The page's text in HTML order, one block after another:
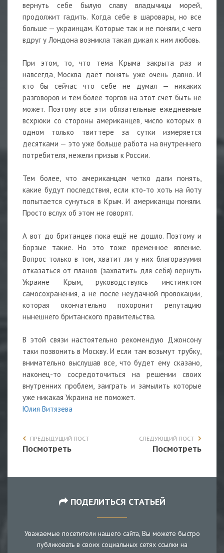
вернуть себе былую славу владычицы морей,
продолжит гадить. Когда себе в шаровары, но все
больше — украинцам. Которые так и не поняли, с чего
вдруг у Лондона возникла такая дикая к ним любовь.
При этом, то, что тема Крыма закрыта раз и
навсегда, Москва даёт понять уже очень давно. И
кто бы сейчас что себе не думал — никаких
разговоров и тем более торгов на этот счёт быть не
может. Поэтому все эти обязательные ежедневные
всхрюки со стороны американцев, число которых в
одном только твиттере за сутки измеряется
десятками — это уже больше работа на внутреннего
потребителя, нежели призыв к России.
Тем более, что американцам четко дали понять,
какие будут последствия, если кто-то хоть на йоту
попытается сунуться в Крым. И американцы поняли.
Просто вслух об этом не говорят.
А вот до британцев пока ещё не дошло. Поэтому и
борзые такие. Но это тоже временное явление.
Вопрос только в том, хватит ли у них благоразумия
отказаться от планов (захватить для себя) вернуть
Украине Крым, руководствуясь инстинктом
самосохранения, а не после неудачной провокации,
которая окончательно похоронит репутацию
нынешнего британского правительства.
В этой связи настоятельно рекомендую Джонсону
таки позвонить в Москву. И если там возьмут трубку,
внимательно выслушав все, что будет ему сказано,
наконец-то сосредоточиться на решении своих
внутренних проблем, заиграть и замылить которые
уже никакая Украина не поможет.
Юлия Витязева
ПРЕДЫДУЩИЙ ПОСТ
Посмотреть
СЛЕДУЮЩИЙ ПОСТ
Посмотреть
ПОДЕЛИТЬСЯ СТАТЬЕЙ
Уважаемые посетители нашего сайта, Вы можете быстро
публиковать в своих социальных сетях ссылки на